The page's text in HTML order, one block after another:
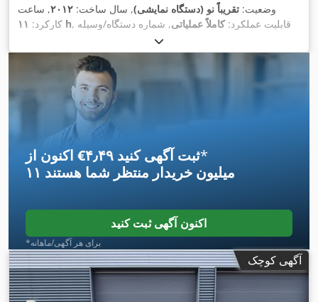
وضعیت: تقریباً نو (دستگاه نمایشی), سال ساخت: ۲۰۱۲, ساعت
کارکرد: ۱۱ h , قابلیت عملکرد:کاملاً عملیاتی, شماره دستگاه/وسیله
۱٬۲۰۹
کیلوگرم, وزن خالی:۱٬۲۰۹ کیلوگرم , سوخت:دیزل, تجهیزات:
زنجیرهای لاستیکی,
اکنون از ‎€۴٫۴۹ ثبت آگهی کنید*
۱۱ میلیون خریدار منتظر شما هستند
اکنون آگهی ثبت کنید
*برای هر آگهی/ماهانه
آگهی کوچک